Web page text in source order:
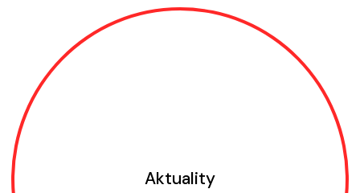
Aktuality